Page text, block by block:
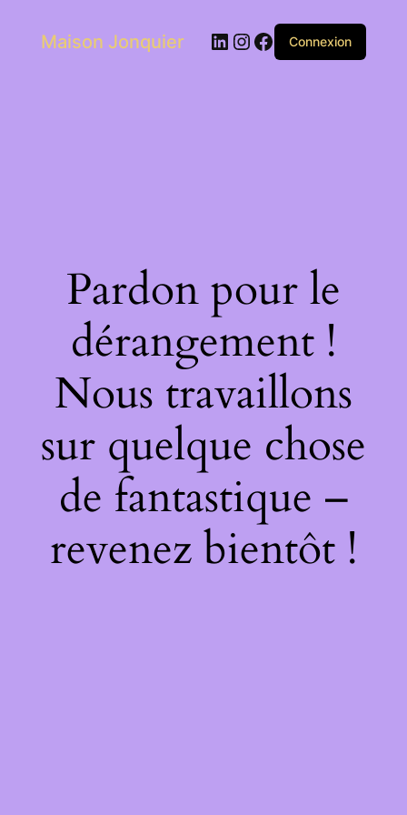
Maison Jonquier LinkedIn
Instagram
Facebook
Connexion
Pardon pour le
dérangement !
Nous travaillons
sur quelque chose
de fantastique –
revenez bientôt !